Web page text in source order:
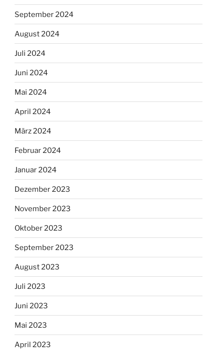
September 2024
August 2024
Juli 2024
Juni 2024
Mai 2024
April 2024
März 2024
Februar 2024
Januar 2024
Dezember 2023
November 2023
Oktober 2023
September 2023
August 2023
Juli 2023
Juni 2023
Mai 2023
April 2023